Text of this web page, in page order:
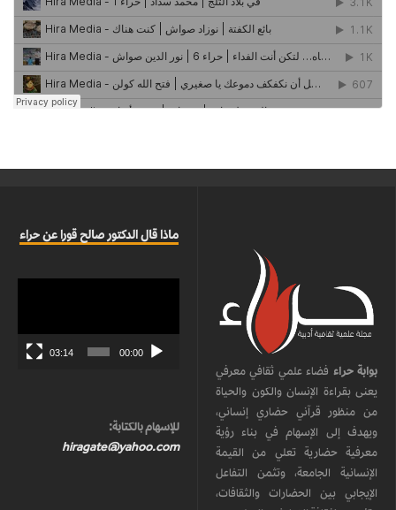
بوابة حراء فضاء علمي ثقافي معرفي
يعنى بقراءة الإنسان والكون والحياة
من منظور قرآني حضاري إنساني،
ويهدف إلى الإسهام في بناء رؤية
معرفية حضارية تعلي من القيمة
الإنسانية الجامعة، وتثمن التفاعل
الإيجابي بين الحضارات والثقافات،
ماذا قال الدكتور صالح قورا عن حراء
00:00
03:14
للإسهام بالكتابة:
hiragate@yahoo.com